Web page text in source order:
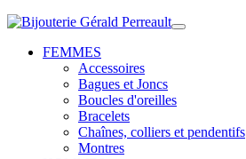
FEMMES
Accessoires
Bagues et Joncs
Boucles d'oreilles
Bracelets
Chaînes, colliers et pendentifs
Montres